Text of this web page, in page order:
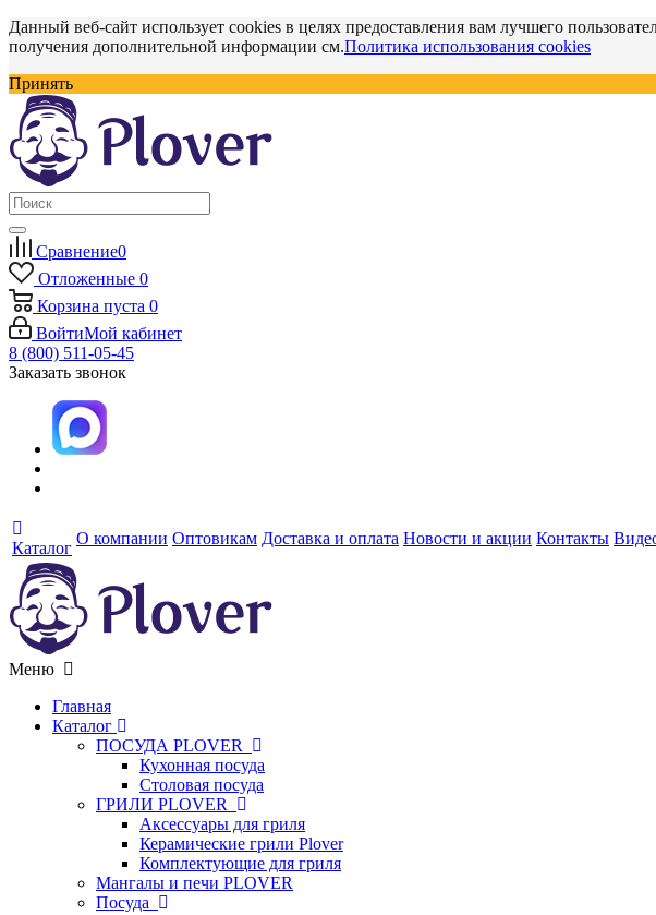
Данный веб-сайт использует cookies в целях предоставления вам лучшего
получения дополнительной информации см.Политика использования cookies
Принять
Сравнение0
Отложенные 0
Корзина пуста 0
ВойтиМой кабинет
8 (800) 511-05-45
Заказать звонок
Каталог
О компании Оптовикам Доставка и оплата Новости и акции Контакты
Меню
Главная
Каталог
ПОСУДА PLOVER
Кухонная посуда
Столовая посуда
ГРИЛИ PLOVER
Аксессуары для гриля
Керамические грили Plover
Комплектующие для гриля
Мангалы и печи PLOVER
Посуда